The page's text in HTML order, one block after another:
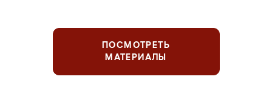
ПОСМОТРЕТЬ
МАТЕРИАЛЫ